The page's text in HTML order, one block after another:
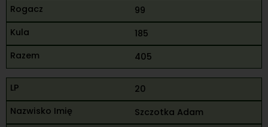
99
185
405
20
Szczotka Adam